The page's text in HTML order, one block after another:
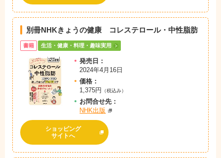
別冊NHKきょうの健康 コレステロール・中性脂肪
書籍 生活・健康・料理・趣味実用
発売日：
2024年4月16日
価格：
1,375円
（税込み）
お問合せ先：
NHK出版
ショッピング
サイトへ